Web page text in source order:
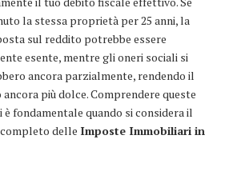
la stessa proprietà per 25 anni, la
sul reddito potrebbe essere
esente, mentre gli oneri sociali si
ancora parzialmente, rendendo il
più dolce. Comprendere queste
fondamentale quando si considera il
delle Imposte Immobiliari in